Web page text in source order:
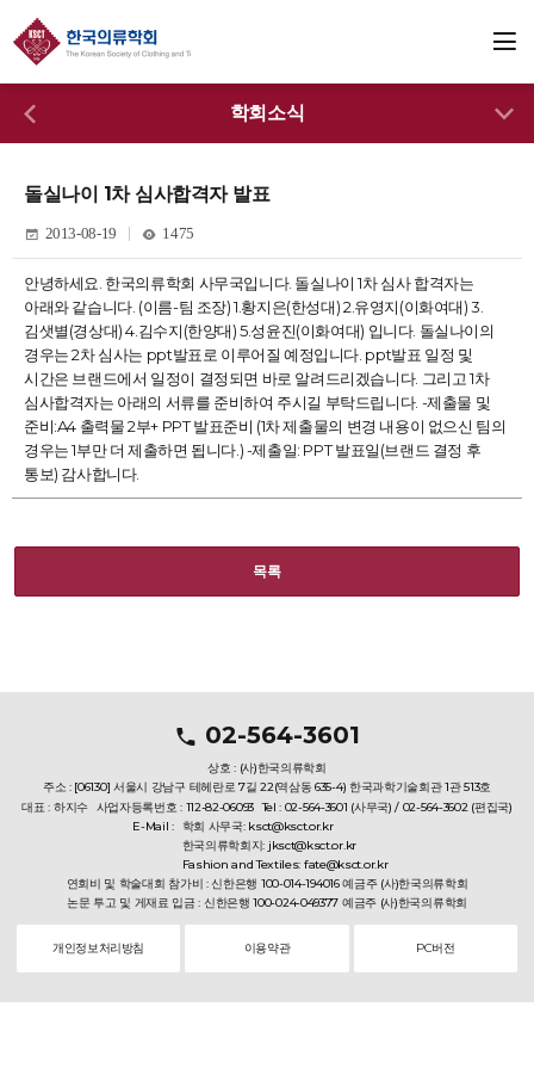
학회소식
돌실나이 1차 심사합격자 발표
2013-08-19 1475
안녕하세요. 한국의류학회 사무국입니다. 돌실나이 1차 심사 합격자는
아래와 같습니다. (이름-팀 조장) 1.황지은(한성대) 2.유영지(이화여대) 3.
김샛별(경상대) 4.김수지(한양대) 5.성윤진(이화여대) 입니다. 돌실나이의
경우는 2차 심사는 ppt발표로 이루어질 예정입니다. ppt발표 일정 및
시간은 브랜드에서 일정이 결정되면 바로 알려드리겠습니다. 그리고 1차
심사합격자는 아래의 서류를 준비하여 주시길 부탁드립니다. -제출물 및
준비:A4 출력물 2부+ PPT 발표준비 (1차 제출물의 변경 내용이 없으신 팀의
경우는 1부만 더 제출하면 됩니다.) -제출일: PPT 발표일(브랜드 결정 후
통보) 감사합니다.
목록
02-564-3601
상호 : (사)한국의류학회
주소 : [06130] 서울시 강남구 테헤란로 7길 22(역삼동 635-4) 한국과학기술회관 1관 513호
대표 : 하지수 사업자등록번호 : 112-82-06093 Tel : 02-564-3601 (사무국) / 02-564-3602 (편집국)
E-Mail : 학회 사무국: ksct@ksct.or.kr
한국의류학회지: jksct@ksct.or.kr
Fashion and Textiles: fate@ksct.or.kr
연회비 및 학술대회 참가비 : 신한은행 100-014-194016 예금주 (사)한국의류학회
논문 투고 및 게재료 입금 : 신한은행 100-024-049377 예금주 (사)한국의류학회
개인정보처리방침 이용약관 PC버전